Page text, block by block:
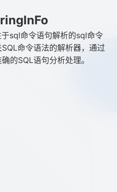
sql命令语句解析的sql命令
命令语法的解析器，通过
的SQL语句分析处理。